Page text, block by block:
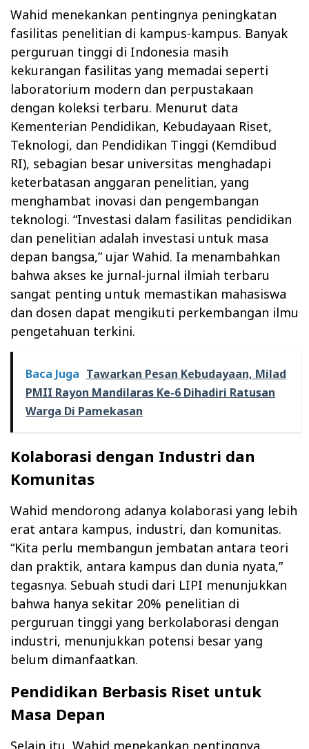
Wahid menekankan pentingnya peningkatan
fasilitas penelitian di kampus-kampus. Banyak
perguruan tinggi di Indonesia masih
kekurangan fasilitas yang memadai seperti
laboratorium modern dan perpustakaan
dengan koleksi terbaru. Menurut data
Kementerian Pendidikan, Kebudayaan Riset,
Teknologi, dan Pendidikan Tinggi (Kemdibud
RI), sebagian besar universitas menghadapi
keterbatasan anggaran penelitian, yang
menghambat inovasi dan pengembangan
teknologi. “Investasi dalam fasilitas pendidikan
dan penelitian adalah investasi untuk masa
depan bangsa,” ujar Wahid. Ia menambahkan
bahwa akses ke jurnal-jurnal ilmiah terbaru
sangat penting untuk memastikan mahasiswa
dan dosen dapat mengikuti perkembangan ilmu
pengetahuan terkini.
Baca Juga Tawarkan Pesan Kebudayaan, Milad
PMII Rayon Mandilaras Ke-6 Dihadiri Ratusan
Warga Di Pamekasan
Kolaborasi dengan Industri dan
Komunitas
Wahid mendorong adanya kolaborasi yang lebih
erat antara kampus, industri, dan komunitas.
“Kita perlu membangun jembatan antara teori
dan praktik, antara kampus dan dunia nyata,”
tegasnya. Sebuah studi dari LIPI menunjukkan
bahwa hanya sekitar 20% penelitian di
perguruan tinggi yang berkolaborasi dengan
industri, menunjukkan potensi besar yang
belum dimanfaatkan.
Pendidikan Berbasis Riset untuk
Masa Depan